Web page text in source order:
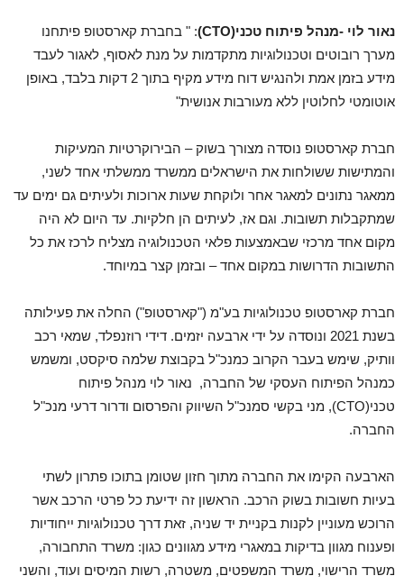
נאור לוי -מנהל פיתוח טכני(CTO
): " בחברת קארסטופ פיתחנו
מערך רובוטים וטכנולוגיות מתקדמות על מנת לאסוף, לאגור לעבד
מידע בזמן אמת ולהנגיש דוח מידע מקיף בתוך 2 דקות בלבד, באופן
אוטומטי לחלוטין ללא מעורבות אנושית"
חברת קארסטופ נוסדה מצורך בשוק – הבירוקרטיות המעיקות
והמתישות ששולחות את הישראלים ממשרד ממשלתי אחד לשני,
ממאגר נתונים למאגר אחר ולוקחת שעות ארוכות ולעיתים גם ימים עד
שמתקבלות תשובות. וגם אז, לעיתים הן חלקיות. עד היום לא היה
מקום אחד מרכזי שבאמצעות פלאי הטכנולוגיה מצליח לרכז את כל
התשובות הדרושות במקום אחד – ובזמן קצר במיוחד.
חברת קארסטופ טכנולוגיות בע"מ ("קארסטופ") החלה את פעילותה
בשנת 2021 ונוסדה על ידי ארבעה יזמים. דידי רוזנפלד, שמאי רכב
וותיק, שימש בעבר הקרוב כמנכ"ל בקבוצת שלמה סיקסט, ומשמש
כמנהל הפיתוח העסקי של החברה, נאור לוי מנהל פיתוח
טכני(CTO), מני בקשי סמנכ"ל השיווק והפרסום ודרור דרעי מנכ"ל
החברה.
הארבעה הקימו את החברה מתוך חזון שטומן בתוכו פתרון לשתי
בעיות חשובות בשוק הרכב. הראשון זה ידיעת כל פרטי הרכב אשר
הרוכש מעוניין לקנות בקניית יד שניה, זאת דרך טכנולוגיות ייחודיות
ופענוח מגוון בדיקות במאגרי מידע מגוונים כגון: משרד התחבורה,
משרד הרישוי, משרד המשפטים, משטרה, רשות המיסים ועוד, והשני